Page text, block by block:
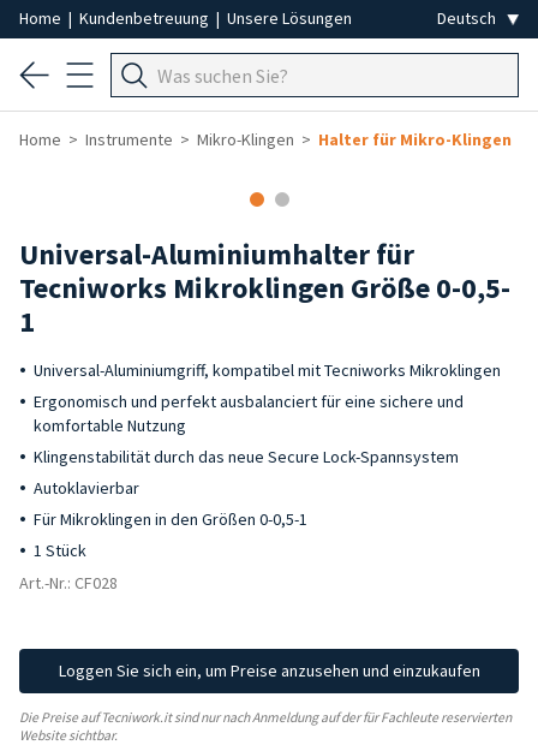
Home | Kundenbetreuung | Unsere Lösungen
Home Instrumente Mikro-Klingen Halter für Mikro-Klingen
Universal-Aluminiumhalter für
Tecniworks Mikroklingen Größe 0-0,5-
1
Universal-Aluminiumgriff, kompatibel mit Tecniworks Mikroklingen
Ergonomisch und perfekt ausbalanciert für eine sichere und
komfortable Nutzung
Klingenstabilität durch das neue Secure Lock-Spannsystem
Autoklavierbar
Für Mikroklingen in den Größen 0-0,5-1
1 Stück
Art.-Nr.: CF028
Loggen Sie sich ein, um Preise anzusehen und einzukaufen
Die Preise auf Tecniwork.it sind nur nach Anmeldung auf der für Fachleute reservierten
Website sichtbar.